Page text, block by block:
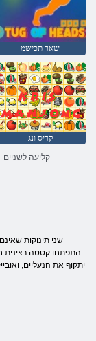
שאר תכישמ
קריס ונג
קליעה לשניים
שני תינוקות
התפתחו קטטה רצינית
יתקוף את הנעליים,